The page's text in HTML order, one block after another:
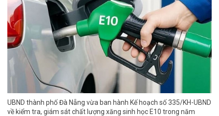
UBND thành phố Đà Nẵng vừa ban hành Kế hoạch số 335/KH-UBND
về kiểm tra, giám sát chất lượng xăng sinh học E10 trong năm